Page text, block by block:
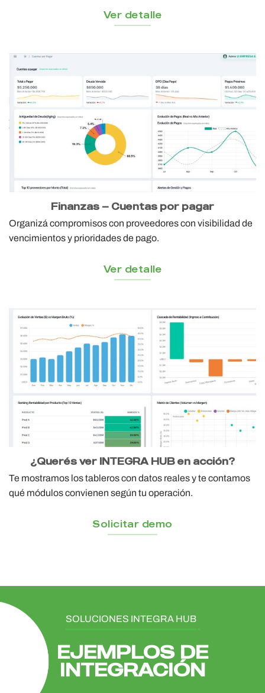
Ver detalle
Finanzas — Cuentas por pagar
Organizá compromisos con proveedores con visibilidad de
vencimientos y prioridades de pago.
Ver detalle
¿Querés ver INTEGRA HUB en acción?
Te mostramos los tableros con datos reales y te contamos
qué módulos convienen según tu operación.
Solicitar demo
SOLUCIONES INTEGRA HUB
EJEMPLOS DE
INTEGRACIÓN